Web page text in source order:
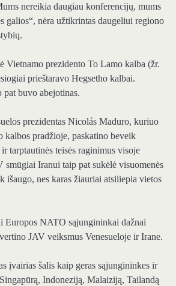
nereikia daugiau konferencijų, mums
galios“, nėra užtikrintas daugeliui regiono
Vietnamo prezidento To Lamo kalba (žr.
prieštaravo Hegsetho kalbai.
pat buvo abejotinas.
prezidentas Nicolás Maduro, kuriuo
kalbos pradžioje, paskatino beveik
tarptautinės teisės raginimus visoje
Iranui taip pat sukėlė visuomenės
išaugo, nes karas žiauriai atsiliepia vietos
Europos NATO sąjungininkai dažnai
JAV veiksmus Venesueloje ir Irane.
įvairias šalis kaip geras sąjungininkes ir
Indoneziją, Malaiziją, Tailandą